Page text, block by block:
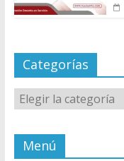
Categorías
Categorías
Menú